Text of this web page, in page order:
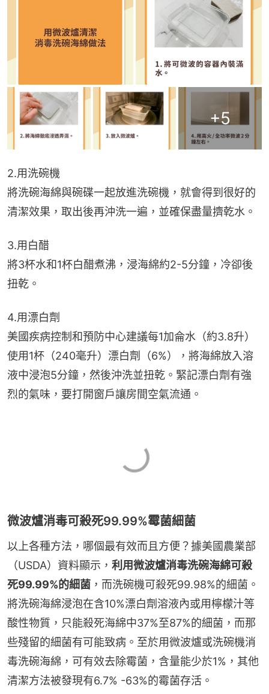
+5
2.用洗碗機
將洗碗海綿與碗碟一起放進洗碗機，就會得到很好的
清潔效果，取出後再沖洗一遍，並確保盡量擠乾水。
3.用白醋
將3杯水和1杯白醋煮沸，浸海綿約2-5分鐘，冷卻後
扭乾。
4.用漂白劑
美國疾病控制和預防中心建議每1加侖水（約3.8升）
使用1杯（240毫升）漂白劑（6%），將海綿放入溶
液中浸泡5分鐘，然後沖洗並扭乾。緊記漂白劑有強
烈的氣味，要打開窗戶讓房間空氣流通。
微波爐消毒可殺死99.99%霉菌細菌
以上各種方法，哪個最有效而且方便？據美國農業部
（USDA）資料顯示， 利用微波爐消毒洗碗海綿可殺
死99.99%的細菌 ，而洗碗機可殺死99.98%的細菌。
將洗碗海綿浸泡在含10%漂白劑溶液內或用檸檬汁等
酸性物質，只能殺死海綿中37%至87%的細菌，而那
些殘留的細菌有可能致病。至於用微波爐或洗碗機消
毒洗碗海綿，可有效去除霉菌，含量能少於1%，其他
清潔方法被發現有6.7% -63%的霉菌存活。